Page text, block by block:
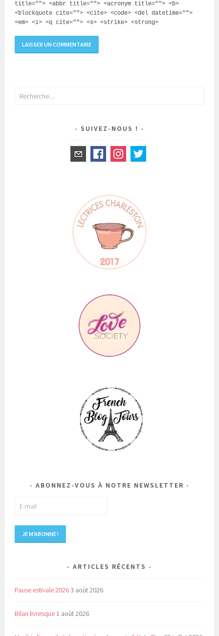
title=""> <abbr title=""> <acronym title=""> <b>
<blockquote cite=""> <cite> <code> <del datetime="">
<em> <i> <q cite=""> <s> <strike> <strong>
Rechercher :
SUIVEZ-NOUS !
ABONNEZ-VOUS À NOTRE NEWSLETTER
ARTICLES RÉCENTS
Pause estivale 20263 août 2026
Bilan livresque 1 août 2026